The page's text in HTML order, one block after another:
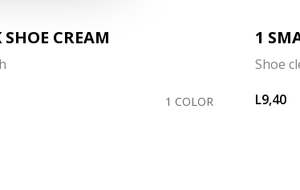
CREAM
1 COLOR
1
Shoe
L9,40